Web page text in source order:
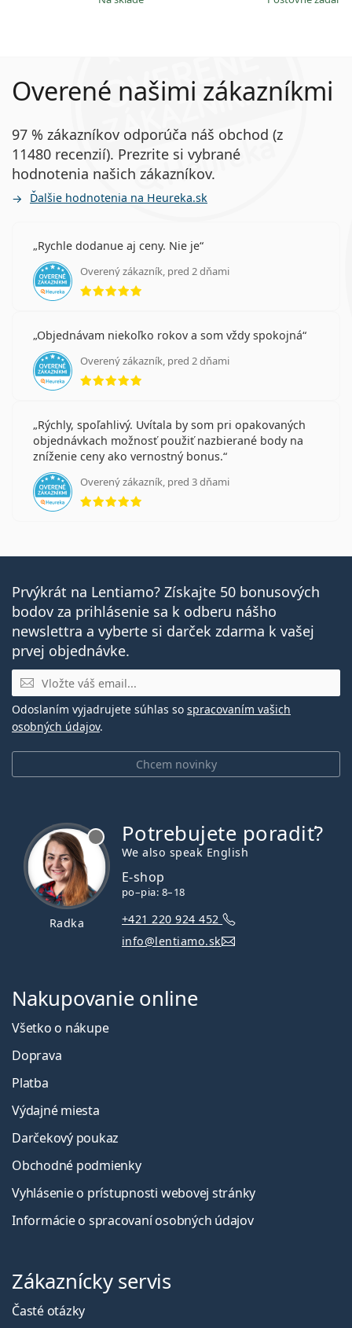
Overené našimi zákazníkmi
97 % zákazníkov odporúča náš obchod (z
11480 recenzií). Prezrite si vybrané
hodnotenia našich zákazníkov.
Ďalšie hodnotenia na Heureka.sk
Rychle dodanue aj ceny. Nie je
Overený zákazník, pred 2 dňami
hodnotenie 5 z 5
Objednávam niekoľko rokov a som vždy spokojná
Overený zákazník, pred 2 dňami
hodnotenie 5 z 5
Rýchly, spoľahlivý. Uvítala by som pri opakovaných
objednávkach možnosť použiť nazbierané body na
zníženie ceny ako vernostný bonus.
Overený zákazník, pred 3 dňami
hodnotenie 5 z 5
Prvýkrát na Lentiamo? Získajte 50 bonusových
bodov za prihlásenie sa k odberu nášho
newslettra a vyberte si darček zdarma k vašej
prvej objednávke.
E-mail
Chcem novinky
Odoslaním vyjadrujete súhlas so spracovaním vašich
osobných údajov.
Radka
Potrebujete poradiť?
We also speak English
E-shop
po–pia: 8–18
+421 220 924 452
info@lentiamo.sk
Nakupovanie online
Všetko o nákupe
Doprava
Platba
Výdajné miesta
Darčekový poukaz
Obchodné podmienky
Vyhlásenie o prístupnosti webovej stránky
Informácie o spracovaní osobných údajov
Zákaznícky servis
Časté otázky